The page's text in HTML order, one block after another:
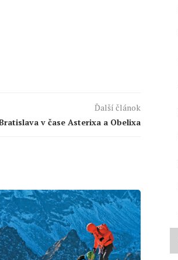
Ďalší článok
v čase Asterixa a Obelixa